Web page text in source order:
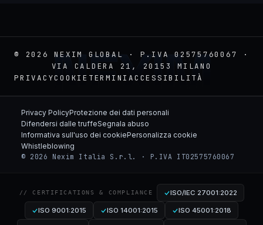
© 2026 NEXIM GLOBAL · P.IVA 02575760067 ·
VIA CALDERA 21, 20153 MILANO
PRIVACYCOOKIE TERMINI ACCESSIBILITÀ
NEXIM
Privacy PolicyProtezione dei dati personali
Difendersi dalle truffeSegnala abuso
Informativa sull'uso dei cookiePersonalizza cookie
Whistleblowing
© 2026 Nexim Italia S.r.l. · P.IVA IT02575760067
// CERTIFICATIONS & COMPLIANCE ISO/IEC 27001:2022
ISO 9001:2015 ISO 14001:2015 ISO 45001:2018